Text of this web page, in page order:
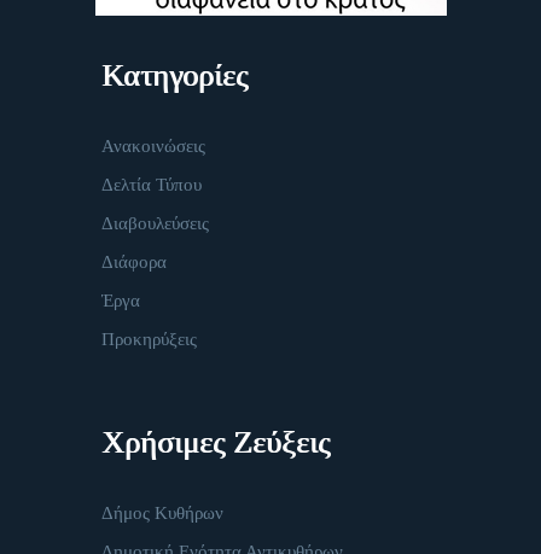
Κατηγορίες
Ανακοινώσεις
Δελτία Τύπου
Διαβουλεύσεις
Διάφορα
Έργα
Προκηρύξεις
Χρήσιμες Ζεύξεις
Δήμος Κυθήρων